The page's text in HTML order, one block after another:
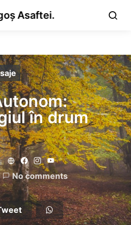
Asaftei.
în drum
No comments